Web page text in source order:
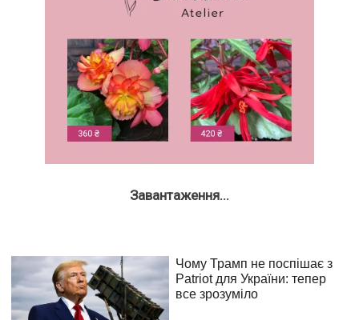
Завантаження...